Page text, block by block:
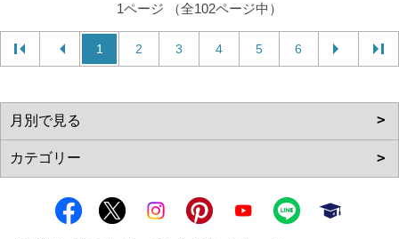
1ページ （全102ページ中）
1 2 3 4 5 6